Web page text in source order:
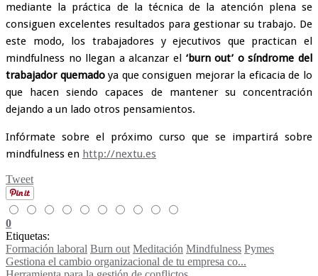
mediante la práctica de la técnica de la atención plena se
consiguen excelentes resultados para gestionar su trabajo. De
este modo, los trabajadores y ejecutivos que practican el
mindfulness no llegan a alcanzar el ‘burn out’ o síndrome del
trabajador quemadoya que consiguen mejorar la eficacia de lo
que hacen siendo capaces de mantener su concentración
dejando a un lado otros pensamientos.
Infórmate sobre el próximo curso que se impartirá sobre
mindfulness en http://nextu.es
Tweet
0
Etiquetas:
Formación laboral Burn out Meditación Mindfulness Pymes
Gestiona el cambio organizacional de tu empresa co...